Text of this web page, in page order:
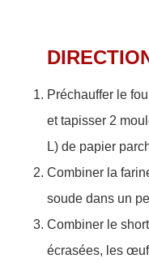
Préchauffer le
et tapisser 2
L) de papier
Combiner la
soude dans un
Combiner le
écrasées, les